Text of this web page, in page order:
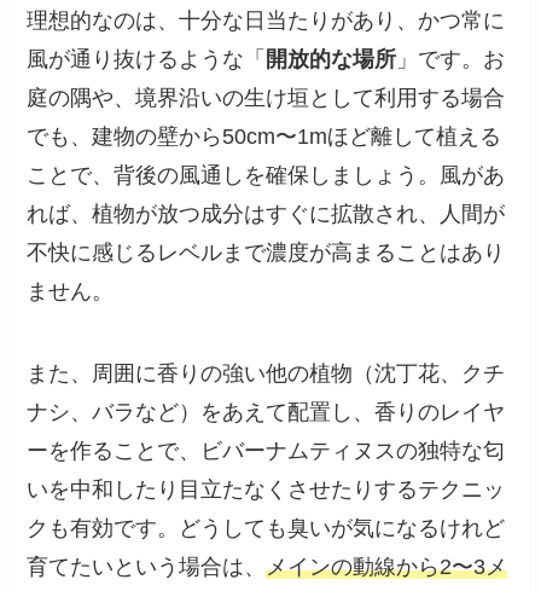
理想的なのは、十分な日当たりがあり、かつ常に
風が通り抜けるような「 開放的な場所 」です。お
庭の隅や、境界沿いの生け垣として利用する場合
でも、建物の壁から50cm〜1mほど離して植える
ことで、背後の風通しを確保しましょう。風があ
れば、植物が放つ成分はすぐに拡散され、人間が
不快に感じるレベルまで濃度が高まることはあり
ません。
また、周囲に香りの強い他の植物（沈丁花、クチ
ナシ、バラなど）をあえて配置し、香りのレイヤ
ーを作ることで、ビバーナムティヌスの独特な匂
いを中和したり目立たなくさせたりするテクニッ
クも有効です。どうしても臭いが気になるけれど
育てたいという場合は、メインの動線から2〜3メ